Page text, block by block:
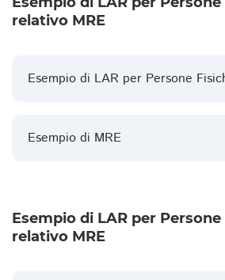
relativo MRE
Esempio di LAR per Persone
Esempio di MRE
Esempio di LAR per
relativo MRE